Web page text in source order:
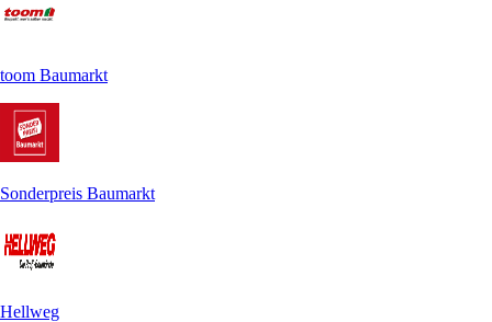
toom Baumarkt
Sonderpreis Baumarkt
Hellweg